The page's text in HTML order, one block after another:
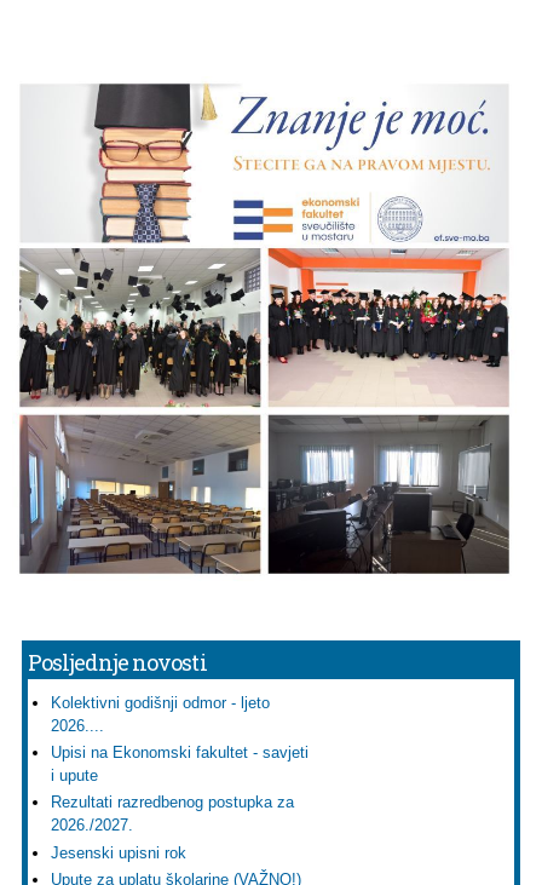
Posljednje novosti
Kolektivni godišnji odmor - ljeto
2026....
Upisi na Ekonomski fakultet - savjeti
i upute
Rezultati razredbenog postupka za
2026./2027.
Jesenski upisni rok
Upute za uplatu školarine (VAŽNO!)